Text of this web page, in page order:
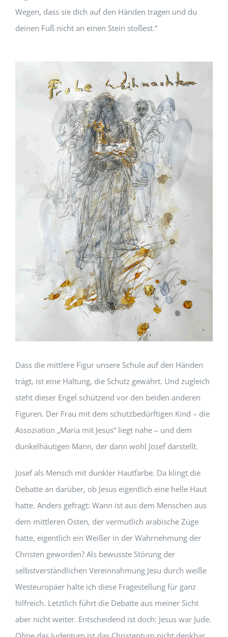
Wegen, dass sie dich auf den Händen tragen und du
deinen Fuß nicht an einen Stein stoßest.“
Dass die mittlere Figur unsere Schule auf den Händen
trägt, ist eine Haltung, die Schutz gewährt. Und zugleich
steht dieser Engel schützend vor den beiden anderen
Figuren. Der Frau mit dem schutzbedürftigen Kind – die
Assoziation „Maria mit Jesus“ liegt nahe – und dem
dunkelhäutigen Mann, der dann wohl Josef darstellt.
Josef als Mensch mit dunkler Hautfarbe. Da klingt die
Debatte an darüber, ob Jesus eigentlich eine helle Haut
hatte. Anders gefragt: Wann ist aus dem Menschen aus
dem mittleren Osten, der vermutlich arabische Züge
hatte, eigentlich ein Weißer in der Wahrnehmung der
Christen geworden? Als bewusste Störung der
selbstverständlichen Vereinnahmung Jesu durch weiße
Westeuropäer halte ich diese Fragestellung für ganz
hilfreich. Letztlich führt die Debatte aus meiner Sicht
aber nicht weiter. Entscheidend ist doch: Jesus war Jude.